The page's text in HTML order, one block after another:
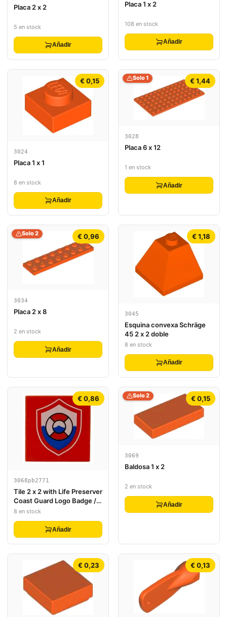
Placa 2 x 2
5 en stock
Añadir
Placa 1 x 2
108 en stock
Añadir
€ 0,15
3024
Placa 1 x 1
8 en stock
Añadir
€ 1,44
Solo 1
3028
Placa 6 x 12
1 en stock
Añadir
€ 0,96
Solo 2
3034
Placa 2 x 8
2 en stock
Añadir
€ 1,18
3045
Esquina convexa Schräge
45 2 x 2 doble
8 en stock
Añadir
€ 0,86
3068pb2771
Tile 2 x 2 with Life Preserver
Coast Guard Logo Badge /
Shield Pattern
8 en stock
Añadir
€ 0,15
Solo 2
3069
Baldosa 1 x 2
2 en stock
Añadir
€ 0,23 € 0,13